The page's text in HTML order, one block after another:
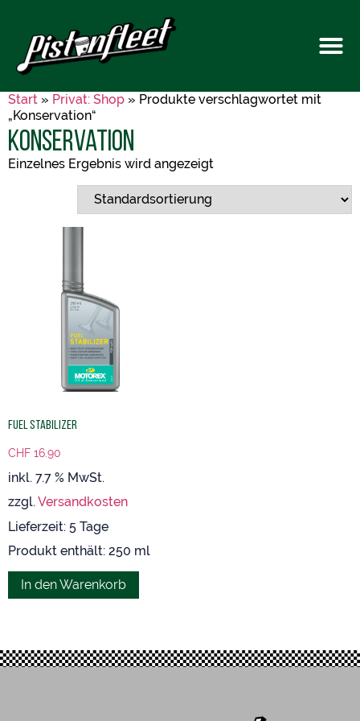
Start » Privat: Shop » Produkte verschlagwortet mit
„Konservation“
Konservation
Einzelnes Ergebnis wird angezeigt
Fuel Stabilizer
CHF 16.90
inkl. 7.7 % MwSt.
zzgl.Versandkosten
Lieferzeit: 5 Tage
Produkt enthält: 250 ml
In den Warenkorb